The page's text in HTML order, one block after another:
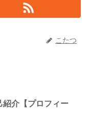
こたつ
紹介【プロフィー